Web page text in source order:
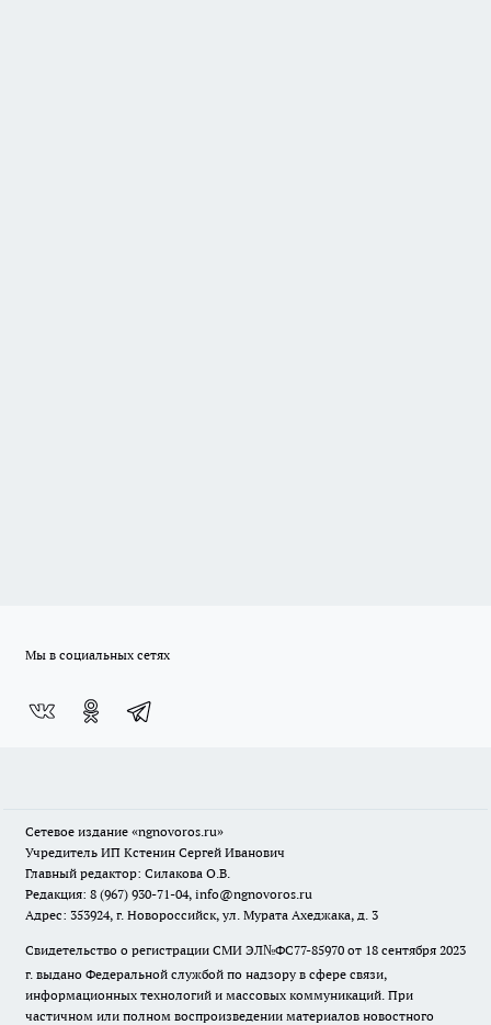
Мы в социальных сетях
Сетевое издание «ngnovoros.ru»
Учредитель ИП Кстенин Сергей Иванович
Главный редактор: Силакова О.В.
Редакция: 8 (967) 930-71-04, info@ngnovoros.ru
Адрес: 353924, г. Новороссийск, ул. Мурата Ахеджака, д. 3
Свидетельство о регистрации СМИ ЭЛ№ФС77-85970 от 18 сентября 2023
г. выдано Федеральной службой по надзору в сфере связи,
информационных технологий и массовых коммуникаций. При
частичном или полном воспроизведении материалов новостного